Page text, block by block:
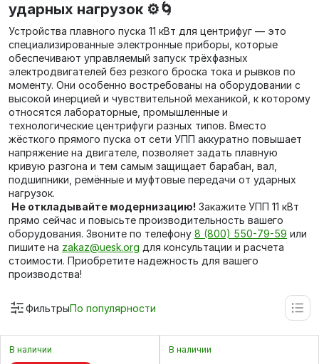
ударных нагрузок ⚙️🌀
Устройства плавного пуска 11 кВт для центрифуг — это
специализированные электронные приборы, которые
обеспечивают управляемый запуск трёхфазных
электродвигателей без резкого броска тока и рывков по
моменту. Они особенно востребованы на оборудовании с
высокой инерцией и чувствительной механикой, к которому
относятся лабораторные, промышленные и
технологические центрифуги разных типов. Вместо
жёсткого прямого пуска от сети УПП аккуратно повышает
напряжение на двигателе, позволяет задать плавную
кривую разгона и тем самым защищает барабан, вал,
подшипники, ремённые и муфтовые передачи от ударных
нагрузок.
Не откладывайте модернизацию! Закажите УПП 11 кВт
прямо сейчас и повысьте производительность вашего
оборудования. Звоните по телефону 8 (800) 550-79-59 или
пишите на zakaz@uesk.org для консультации и расчета
стоимости. Приобретите надежность для вашего
производства!
ФильтрыПо популярности
В наличии В наличии